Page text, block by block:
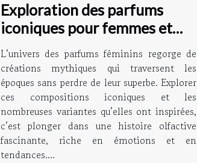
Exploration des parfums
iconiques pour femmes et
leurs variantes ?
L’univers des parfums féminins regorge de
créations mythiques qui traversent les
époques sans perdre de leur superbe. Explorer
ces compositions iconiques et les
nombreuses variantes qu’elles ont inspirées,
c’est plonger dans une histoire olfactive
fascinante, riche en émotions et en
tendances....